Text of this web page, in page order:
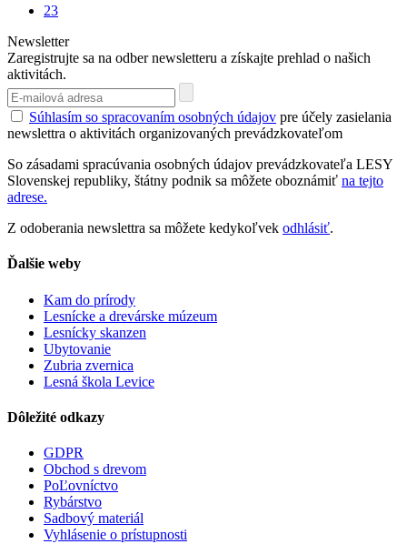
23
Newsletter
Zaregistrujte sa na odber newsletteru a získajte prehlad o našich
aktivitách.
Súhlasím so spracovaním osobných údajov pre účely zasielania
newslettra o aktivitách organizovaných prevádzkovateľom
So zásadami spracúvania osobných údajov prevádzkovateľa LESY
Slovenskej republiky, štátny podnik sa môžete oboznámiť na tejto
adrese.
Z odoberania newslettra sa môžete kedykoľvek odhlásiť.
Ďalšie weby
Kam do prírody
Lesnícke a drevárske múzeum
Lesnícky skanzen
Ubytovanie
Zubria zvernica
Lesná škola Levice
Dôležité odkazy
GDPR
Obchod s drevom
PoĽovníctvo
Rybárstvo
Sadbový materiál
Vyhlásenie o prístupnosti